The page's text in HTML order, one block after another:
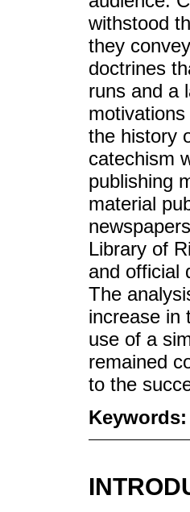
withstood
they
doctrines
runs and a
the history
catechism
publishing
material
Library of
and official
The
increase in
use of a
remained
to the
Keywords: